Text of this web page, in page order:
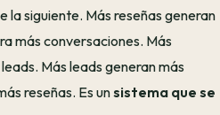
siguiente. Más reseñas generan
más conversaciones. Más
Más leads generan más
reseñas. Es unsistema que se